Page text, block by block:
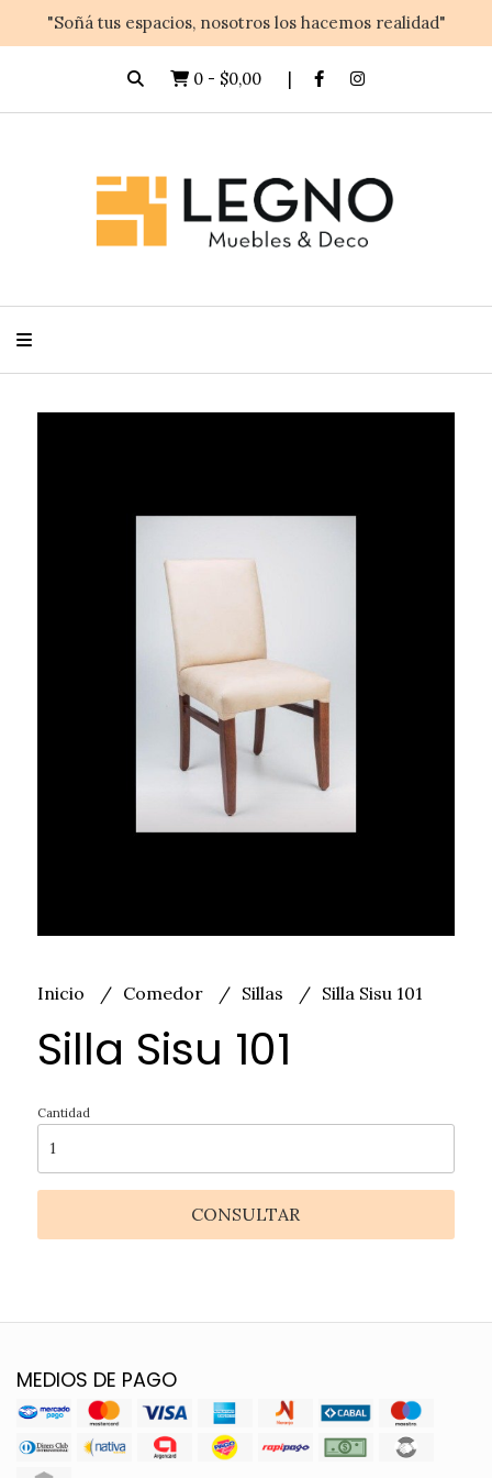
"Soñá tus espacios, nosotros los hacemos realidad"
0 - $0,00
Inicio Comedor Sillas Silla Sisu 101
Silla Sisu 101
Cantidad
CONSULTAR
MEDIOS DE PAGO